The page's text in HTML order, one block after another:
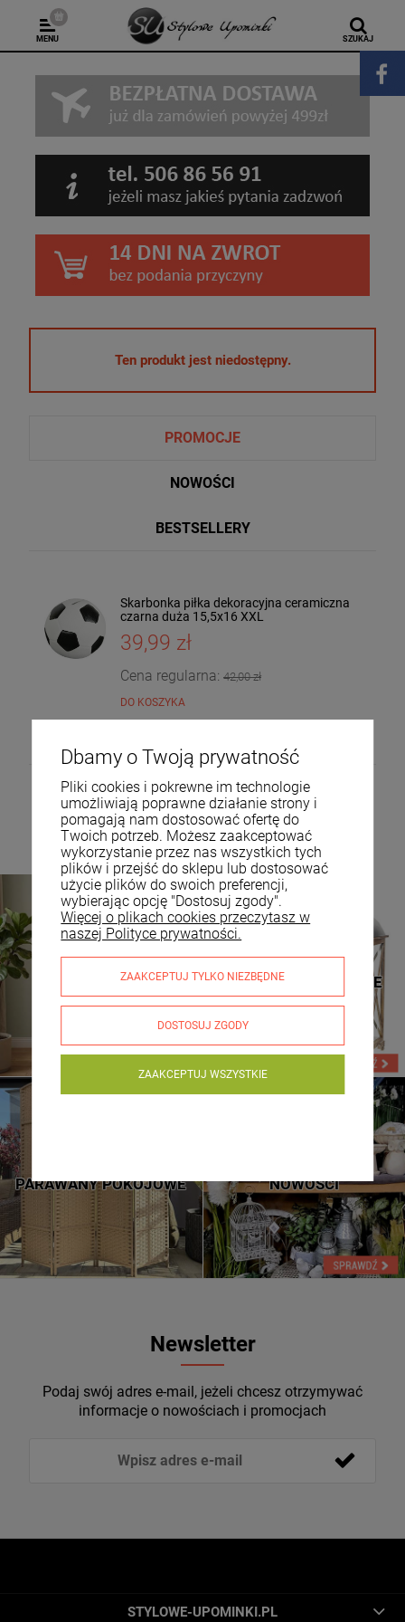
MENU SZUKAJ
Ten produkt jest niedostępny.
PROMOCJE
NOWOŚCI
BESTSELLERY
Skarbonka piłka dekoracyjna ceramiczna
czarna duża 15,5x16 XXL
39,99 zł
Cena regularna: 42,00 zł
DO KOSZYKA
Taca dekoracyjna drewniana drzewo
mango 4x30x20 185559
36,00 zł
DO KOSZYKA
KOSMETYCZNE LATARNIE METALOWE
PARAWANY POKOJOWE NOWOŚCI
Newsletter
Podaj swój adres e-mail, jeżeli chcesz otrzymywać
informacje o nowościach i promocjach
STYLOWE-UPOMINKI.PL
Dbamy o Twoją prywatność
Pliki cookies i pokrewne im technologie
umożliwiają poprawne działanie strony i
pomagają nam dostosować ofertę do
Twoich potrzeb. Możesz zaakceptować
wykorzystanie przez nas wszystkich tych
plików i przejść do sklepu lub dostosować
użycie plików do swoich preferencji,
wybierając opcję "Dostosuj zgody".
Więcej o plikach cookies przeczytasz w
naszej Polityce prywatności.
ZAAKCEPTUJ TYLKO NIEZBĘDNE
DOSTOSUJ ZGODY
ZAAKCEPTUJ WSZYSTKIE